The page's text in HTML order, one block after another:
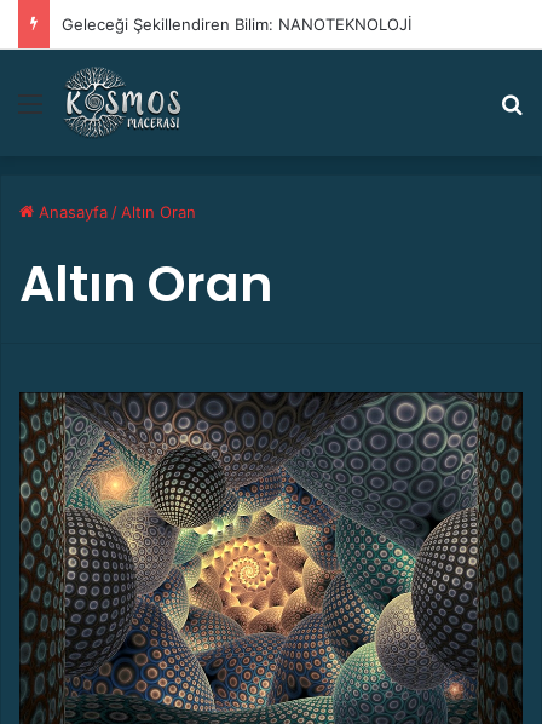
Geleceği Şekillendiren Bilim: NANOTEKNOLOJİ
Menü
Anasayfa /Altın Oran
Altın Oran